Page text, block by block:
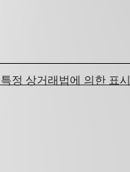
특정 상거래법에 의한 표시